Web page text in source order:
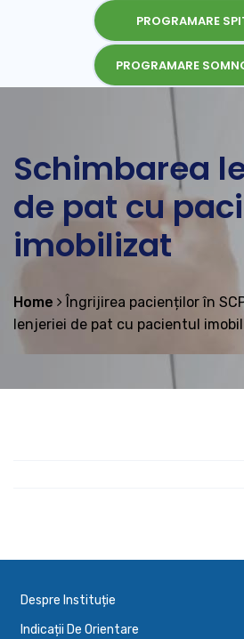
PROGRAMARE
PROGRAMARE
Schimbarea
de pat cu
imobilizat
Home Îngrijirea pacienților în
lenjeriei de pat cu pacientul
Despre Instituție
Indicații De Orientare